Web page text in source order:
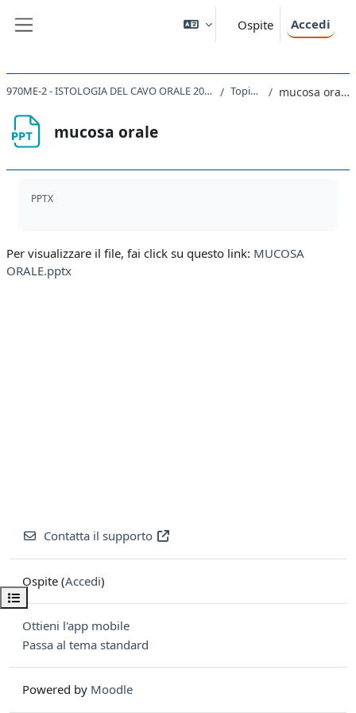
Ospite Accedi
Apri indice del corso
970ME-2 - ISTOLOGIA DEL CAVO ORALE 2019 Topic 1 mucosa orale
mucosa orale
PPTX
Per visualizzare il file, fai click su questo link: MUCOSA
ORALE.pptx
Contatta il supporto
Ospite (Accedi)
Ottieni l'app mobile
Passa al tema standard
Powered by Moodle